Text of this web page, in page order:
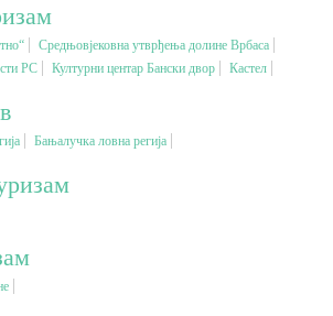
Средњовјековна утврђења долине Врбаса
РС
Културни центар Бански двор Кастел
Бањалучка ловна регија